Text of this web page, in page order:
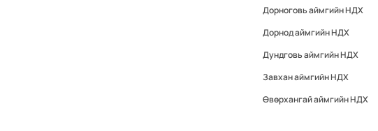
Дорноговь аймгийн НДХ
Дорнод аймгийн НДХ
Дундговь аймгийн НДХ
Завхан аймгийн НДХ
Өвөрхангай аймгийн НДХ